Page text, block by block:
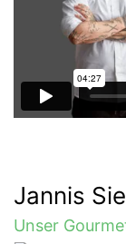
Jannis
Unser